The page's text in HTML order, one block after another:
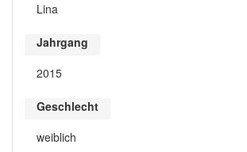
Lina
Jahrgang
2015
Geschlecht
weiblich